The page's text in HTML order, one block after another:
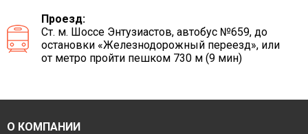
Проезд:
Ст. м. Шоссе Энтузиастов, автобус №659, до
остановки «Железнодорожный переезд», или
от метро пройти пешком 730 м (9 мин)
О КОМПАНИИ